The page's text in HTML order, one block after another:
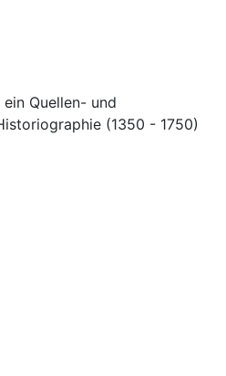
Quellen- und
(1350 - 1750)